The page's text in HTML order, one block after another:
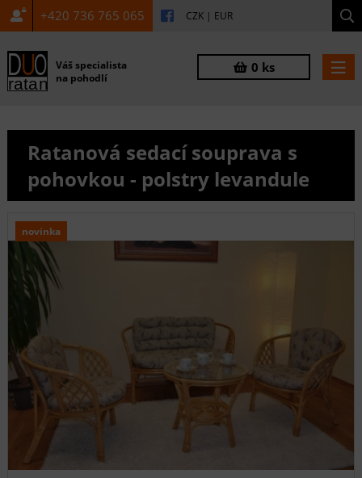
+420 736 765 065 CZK | EUR
Váš specialista
na pohodlí
0 ks
Ratanová sedací souprava s
pohovkou - polstry levandule
novinka